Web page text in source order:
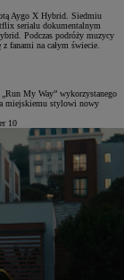
Aygo X Hybrid. Siedmiu
serialu dokumentalnym
Podczas podróży muzycy
fanami na całym świecie.
„Run My Way” wykorzystanego
miejskiemu stylowi nowy
10